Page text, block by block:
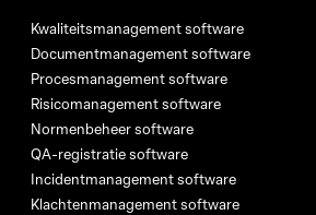
Kwaliteitsmanagement software
Documentmanagement software
Procesmanagement software
Risicomanagement software
Normenbeheer software
QA-registratie software
Incidentmanagement software
Klachtenmanagement software